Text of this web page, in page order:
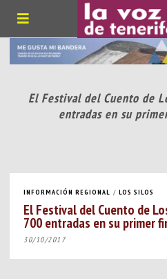
El Festival del Cuento de
entradas en su
INFORMACIÓN REGIONAL / LOS SILOS
El Festival del Cuento de
700 entradas en su primer
30/10/2017